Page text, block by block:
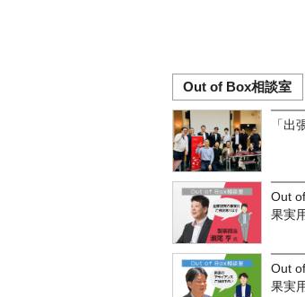
Out of Box相談室
「出
Out
果実
Out
果実